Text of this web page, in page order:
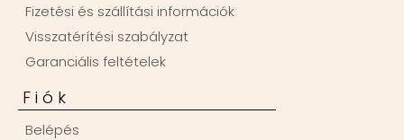
Fizetési és szállítási információk
Visszatérítési szabályzat
Garanciális feltételek
Fiók
Belépés